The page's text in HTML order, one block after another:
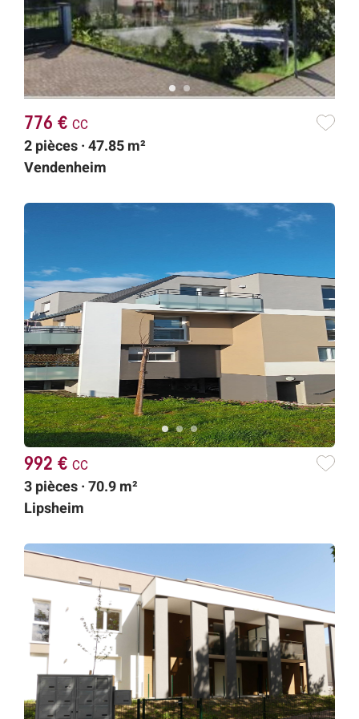
776 € cc
2 pièces · 47.85 m²
Vendenheim
992 € cc
3 pièces · 70.9 m²
Lipsheim